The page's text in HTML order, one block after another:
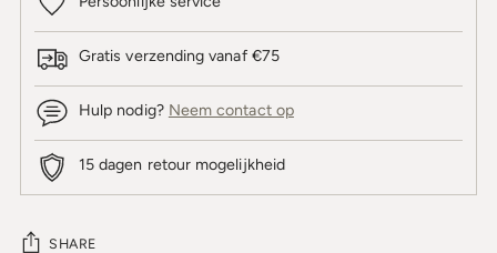
Gratis verzending vanaf €75
Hulp nodig? Neem contact op
15 dagen retour mogelijkheid
SHARE